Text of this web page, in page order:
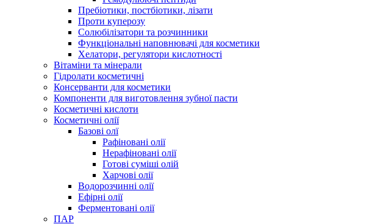
Пребіотики, постбіотики, лізати
Проти куперозу
Солюбілізатори та розчинники
Функціональні наповнювачі для косметики
Хелатори, регулятори кислотності
Вітаміни та мінерали
Гідролати косметичні
Консерванти для косметики
Компоненти для виготовлення зубної пасти
Косметичні кислоти
Косметичні олії
Базові олї
Рафіновані олії
Нерафіновані олії
Готові суміші олій
Харчові олії
Водорозчинні олії
Ефірні олії
Ферментовані олії
ПАР